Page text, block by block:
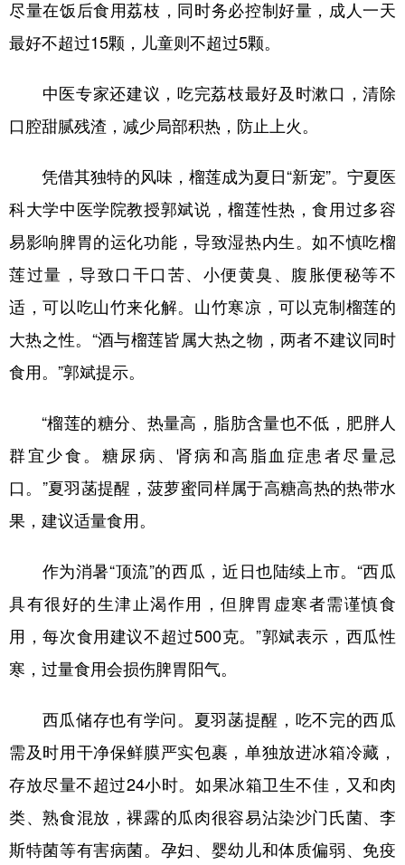
尽量在饭后食用荔枝，同时务必控制好量，成人一天
最好不超过15颗，儿童则不超过5颗。
中医专家还建议，吃完荔枝最好及时漱口，清除
口腔甜腻残渣，减少局部积热，防止上火。
凭借其独特的风味，榴莲成为夏日“新宠”。宁夏医
科大学中医学院教授郭斌说，榴莲性热，食用过多容
易影响脾胃的运化功能，导致湿热内生。如不慎吃榴
莲过量，导致口干口苦、小便黄臭、腹胀便秘等不
适，可以吃山竹来化解。山竹寒凉，可以克制榴莲的
大热之性。“酒与榴莲皆属大热之物，两者不建议同时
食用。”郭斌提示。
“榴莲的糖分、热量高，脂肪含量也不低，肥胖人
群宜少食。糖尿病、肾病和高脂血症患者尽量忌
口。”夏羽菡提醒，菠萝蜜同样属于高糖高热的热带水
果，建议适量食用。
作为消暑“顶流”的西瓜，近日也陆续上市。“西瓜
具有很好的生津止渴作用，但脾胃虚寒者需谨慎食
用，每次食用建议不超过500克。”郭斌表示，西瓜性
寒，过量食用会损伤脾胃阳气。
西瓜储存也有学问。夏羽菡提醒，吃不完的西瓜
需及时用干净保鲜膜严实包裹，单独放进冰箱冷藏，
存放尽量不超过24小时。如果冰箱卫生不佳，又和肉
类、熟食混放，裸露的瓜肉很容易沾染沙门氏菌、李
斯特菌等有害病菌。孕妇、婴幼儿和体质偏弱、免疫